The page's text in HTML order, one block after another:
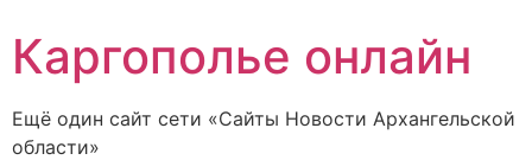
Каргополье онлайн
Ещё один сайт сети «Сайты Новости Архангельской
области»